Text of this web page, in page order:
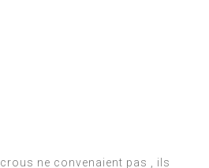
ne convenaient pas , ils